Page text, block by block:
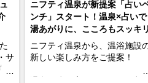
サ
ニフティ温泉が新提案「占い
ンチ」スタート！温泉×占いで
湯あがりに、こころもスッキリ
ニフティ温泉から、温浴施設
新しい楽しみ方をご提案！